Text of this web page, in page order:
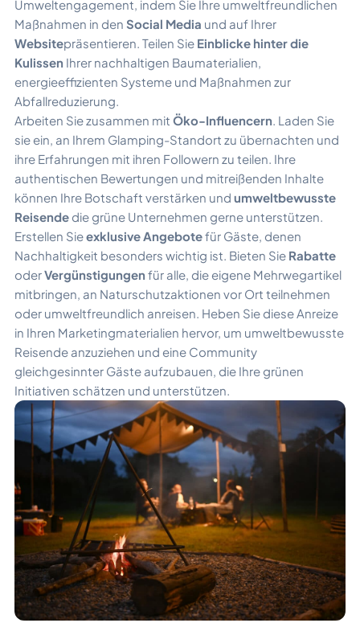
Umweltengagement, indem Sie Ihre umweltfreundlichen
Maßnahmen in den Social Media und auf Ihrer
Websitepräsentieren. Teilen Sie Einblicke hinter die
Kulissen Ihrer nachhaltigen Baumaterialien,
energieeffizienten Systeme und Maßnahmen zur
Abfallreduzierung.
Arbeiten Sie zusammen mit Öko-Influencern . Laden Sie
sie ein, an Ihrem Glamping-Standort zu übernachten und
ihre Erfahrungen mit ihren Followern zu teilen. Ihre
authentischen Bewertungen und mitreißenden Inhalte
können Ihre Botschaft verstärken und umweltbewusste
Reisende die grüne Unternehmen gerne unterstützen.
Erstellen Sieexklusive Angebotefür Gäste, denen
Nachhaltigkeit besonders wichtig ist. Bieten Sie Rabatte
oderVergünstigungen für alle, die eigene Mehrwegartikel
mitbringen, an Naturschutzaktionen vor Ort teilnehmen
oder umweltfreundlich anreisen. Heben Sie diese Anreize
in Ihren Marketingmaterialien hervor, um umweltbewusste
Reisende anzuziehen und eine Community
gleichgesinnter Gäste aufzubauen, die Ihre grünen
Initiativen schätzen und unterstützen.